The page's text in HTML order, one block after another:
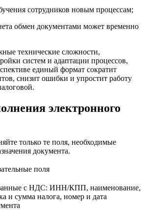
сотрудников новым процессам;
обмен документами может временно
технические сложности,
систем и адаптации процессов,
единый формат сократит
снизит ошибки и упростит работу
электронного
только те поля, необходимые
документа.
поля
с НДС: ИНН/КПП, наименование,
и сумма налога, номер и дата